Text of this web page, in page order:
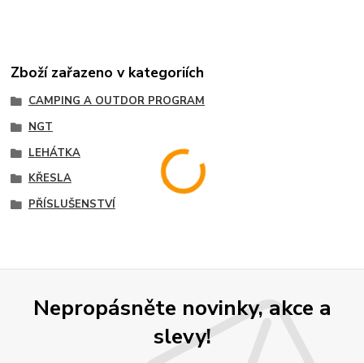
Zboží zařazeno v kategoriích
CAMPING A OUTDOR PROGRAM
NGT
LEHÁTKA
KŘESLA
PŘÍSLUŠENSTVÍ
Nepropásněte novinky, akce a
slevy!